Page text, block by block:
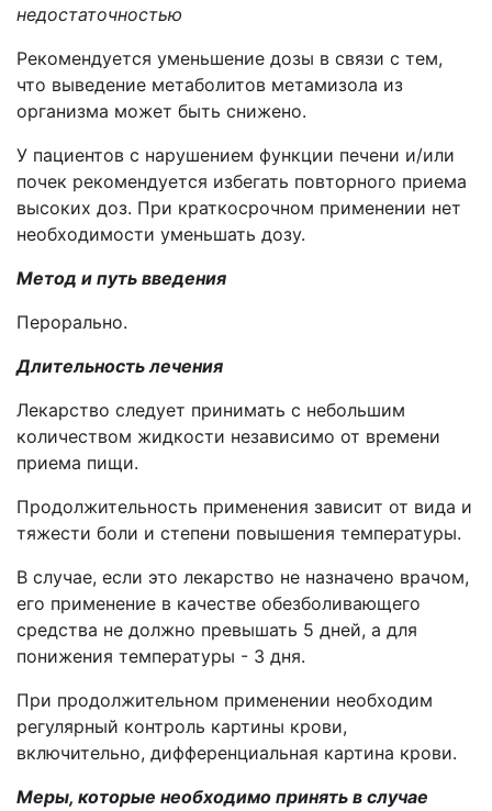
недостаточностью
Рекомендуется уменьшение дозы в связи с тем,
что выведение метаболитов метамизола из
организма может быть снижено.
У пациентов с нарушением функции печени и/или
почек рекомендуется избегать повторного приема
высоких доз. При краткосрочном применении нет
необходимости уменьшать дозу.
Метод и путь введения
Перорально.
Длительность лечения
Лекарство следует принимать с небольшим
количеством жидкости независимо от времени
приема пищи.
Продолжительность применения зависит от вида и
тяжести боли и степени повышения температуры.
В случае, если это лекарство не назначено врачом,
его применение в качестве обезболивающего
средства не должно превышать 5 дней, а для
понижения температуры - 3 дня.
При продолжительном применении необходим
регулярный контроль картины крови,
включительно, дифференциальная картина крови.
Меры, которые необходимо принять в случае